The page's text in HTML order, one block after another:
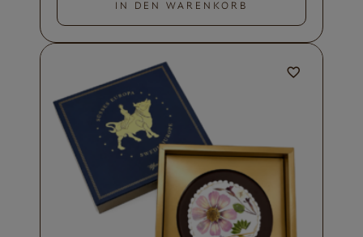
IN DEN WARENKORB